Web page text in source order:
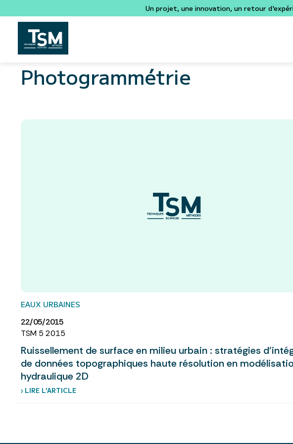
Un projet, une innovation, un retour
Photogrammétrie
EAUX URBAINES
22/05/2015
TSM 5 2015
Ruissellement de surface en milieu urbain : stratégies
de données topographiques haute résolution en
hydraulique 2D
› LIRE L’ARTICLE